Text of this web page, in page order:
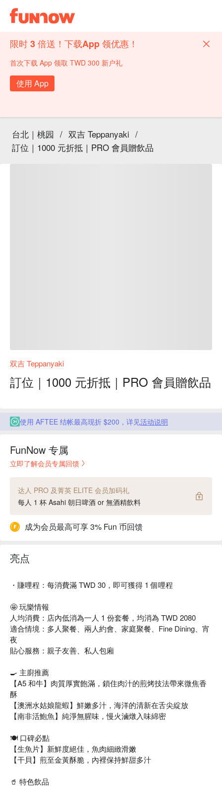
限时 3 倍送！下载App 领优惠！
首次下载 App 领取 TWD 300 新户礼
使用 App
台北｜桃园 / 双吉 Teppanyaki /
訂位｜1000 元折抵｜PRO 會員贈飲品
双吉 Teppanyaki
訂位｜1000 元折抵｜PRO 會員贈飲品
使用 AFTEE 结帐最高现折 $200，详见活动说明
FunNow 专属
立即了解会员专属回馈
达人 PRO 及菁英 ELITE 会员加码礼
每人 1 杯 Asahi 朝日啤酒 or 無酒精飲料
成为会员最高可享 3% Fun 币回馈
亮点
・賺哩程：每消費滿 TWD 30，即可獲得 1 個哩程
🤩 玩樂情報
人均消費：店內低消為一人 1 份套餐，均消為 TWD 2080
適合情境：多人聚餐、兩人約會、家庭聚餐、Fine Dining、宵
夜
貼心服務：親子友善、私人包廂
🍳 主廚推薦
【A5 和牛】肉質厚實飽滿，鎖住肉汁的煎烤技法帶來微焦香
酥
【澳洲水姑娘龍蝦】鮮嫩多汁，海洋的清新在舌尖綻放
【南非活鮑魚】純淨無腥味，慢火滷燉入味綿密
🍽️ 口碑必點
【生魚片】新鮮度絕佳，魚肉細緻滑嫩
【干貝】煎至金黃酥脆，內裡保持鮮甜多汁
🥤 特色飲品